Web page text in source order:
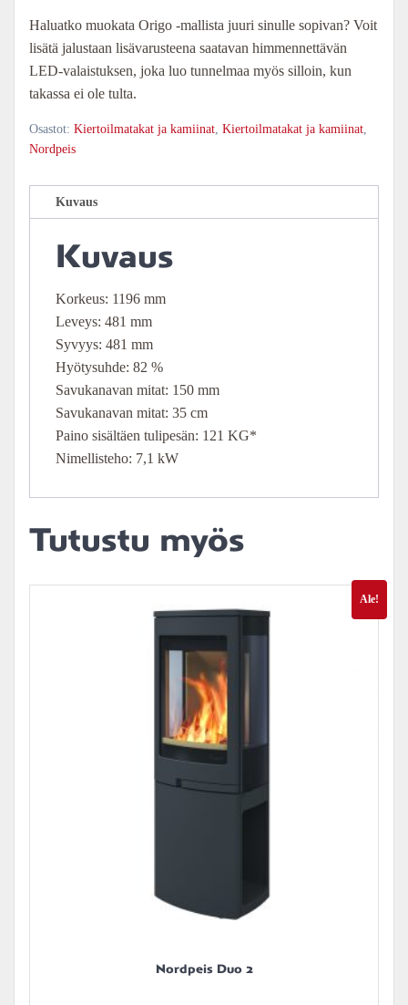
Haluatko muokata Origo -mallista juuri sinulle sopivan? Voit
lisätä jalustaan lisävarusteena saatavan himmennettävän
LED-valaistuksen, joka luo tunnelmaa myös silloin, kun
takassa ei ole tulta.
Osastot: Kiertoilmatakat ja kamiinat, Kiertoilmatakat ja kamiinat,
Nordpeis
Kuvaus
Kuvaus
Korkeus: 1196 mm
Leveys: 481 mm
Syvyys: 481 mm
Hyötysuhde: 82 %
Savukanavan mitat: 150 mm
Savukanavan mitat: 35 cm
Paino sisältäen tulipesän: 121 KG*
Nimellisteho: 7,1 kW
Tutustu myös
Ale!
Nordpeis Duo 2